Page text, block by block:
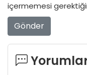
içermemesi
Gönder